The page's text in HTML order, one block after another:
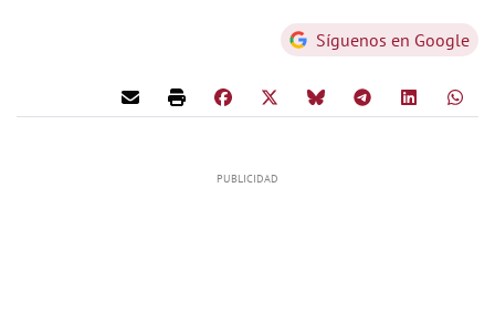
Síguenos en Google